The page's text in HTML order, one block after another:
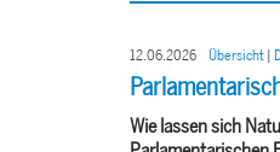
12.06.2026 Übersicht
Wie lassen sich